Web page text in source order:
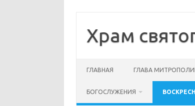
content
Храм
ГЛАВНАЯ ГЛАВА
БОГОСЛУЖЕНИЯ